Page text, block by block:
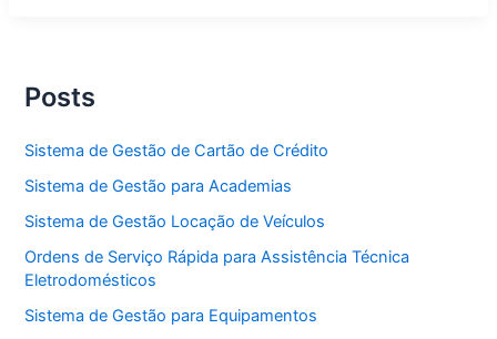
Posts
Sistema de Gestão de Cartão de Crédito
Sistema de Gestão para Academias
Sistema de Gestão Locação de Veículos
Ordens de Serviço Rápida para Assistência Técnica
Eletrodomésticos
Sistema de Gestão para Equipamentos